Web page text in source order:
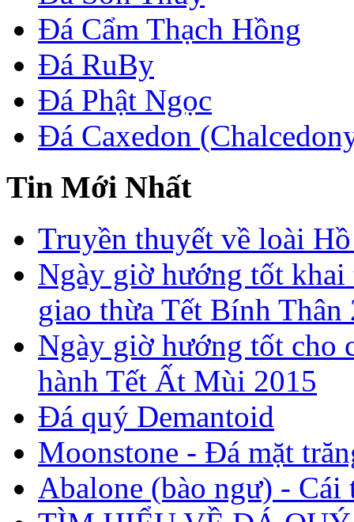
Đá Cẩm Thạch Hồng
Đá RuBy
Đá Phật Ngọc
Đá Caxedon
Tin Mới Nhất
Truyền thuyết về loài
Ngày giờ hướng tốt
giao thừa Tết Bính Thân
Ngày giờ hướng tốt cho
hành Tết Ất Mùi 2015
Đá quý Demantoid
Moonstone - Đá mặt
Abalone (bào ngư) - Cái